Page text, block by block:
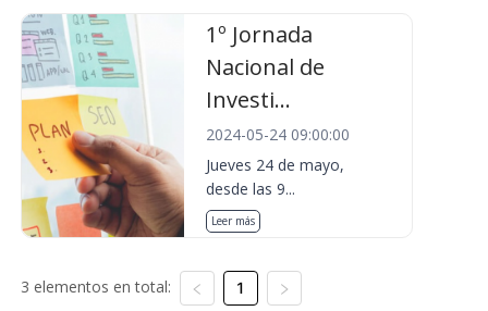
1º Jornada
Nacional de
Investi...
2024-05-24 09:00:00
Jueves 24 de mayo,
desde las 9...
Leer más
3 elementos en total: 1